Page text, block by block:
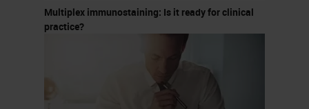
Multiplex immunostaining: Is it ready for clinical
practice?